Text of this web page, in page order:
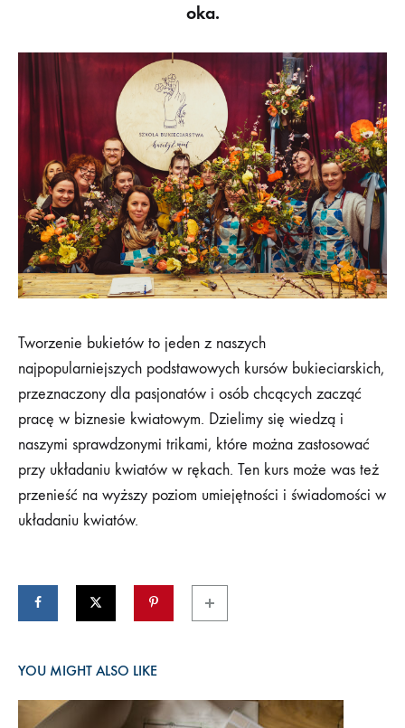
oka.
Tworzenie bukietów to jeden z naszych
najpopularniejszych podstawowych kursów bukieciarskich,
przeznaczony dla pasjonatów i osób chcących zacząć
pracę w biznesie kwiatowym. Dzielimy się wiedzą i
naszymi sprawdzonymi trikami, które można zastosować
przy układaniu kwiatów w rękach. Ten kurs może was też
przenieść na wyższy poziom umiejętności i świadomości w
układaniu kwiatów.
YOU MIGHT ALSO LIKE